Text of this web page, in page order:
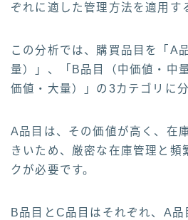
ぞれに適した管理方法を適用す
この分析では、購買品目を「A
量）」、「B品目（中価値・中
価値・大量）」の3カテゴリに分
A品目は、その価値が高く、在
きいため、厳密な在庫管理と頻
クが必要です。
B品目とC品目はそれぞれ、A